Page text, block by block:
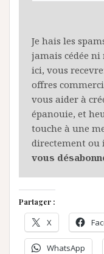
Je hais les
jamais cédée
ici, vous
offres
vous aider à
épanouie, et
touche à une
directement ou
vous
Partager :
X
WhatsApp